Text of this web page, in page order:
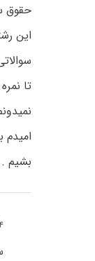
حقوق
این
تا
بشیم .